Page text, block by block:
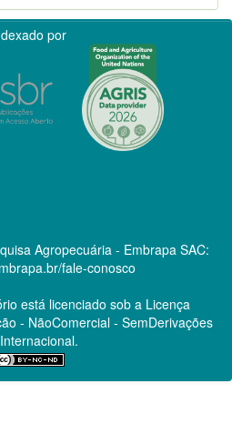
por
Agropecuária - Embrapa SAC:
fale-conosco
está licenciado sob a Licença
- NãoComercial - SemDerivações